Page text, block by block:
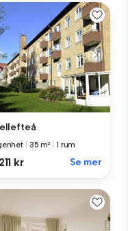
35 m² 1 rum
kr Se mer